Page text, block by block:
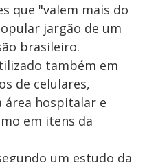
que "valem mais do
jargão de um
brasileiro.
também em
de celulares,
área hospitalar e
em itens da
um estudo da